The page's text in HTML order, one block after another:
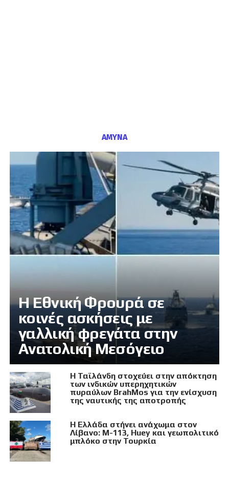
ΑΜΥΝΑ
Η Εθνική Φρουρά σε
κοινές ασκήσεις με
γαλλική φρεγάτα στην
Ανατολική Μεσόγειο
Η Ταϊλάνδη στοχεύει στην απόκτηση
των ινδικών υπερηχητικών
πυραύλων BrahMos για την ενίσχυση
της ναυτικής της αποτροπής
Η Ελλάδα στήνει ανάχωμα στον
Λίβανο: M-113, Huey και γεωπολιτικό
μπλόκο στην Τουρκία